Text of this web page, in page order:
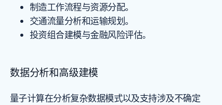
制造工作流程与资源分配。
交通流量分析和运输规划。
投资组合建模与金融风险评估。
数据分析和高级建模
量子计算在分析复杂数据模式以及支持涉及不确定